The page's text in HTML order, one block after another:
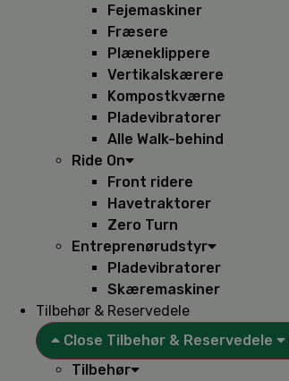
Fejemaskiner
Fræsere
Plæneklippere
Vertikalskærere
Kompostkværne
Pladevibratorer
Alle Walk-behind
Ride On
Front ridere
Havetraktorer
Zero Turn
Entreprenørudstyr
Pladevibratorer
Skæremaskiner
Tilbehør & Reservedele
Close Tilbehør & Reservedele
Tilbehør